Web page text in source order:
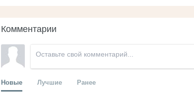
Комментарии
Новые Лучшие Ранее